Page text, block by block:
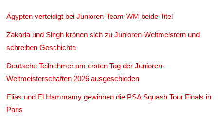
Ägypten verteidigt bei Junioren-Team-WM beide Titel
Zakaria und Singh krönen sich zu Junioren-Weltmeistern und
schreiben Geschichte
Deutsche Teilnehmer am ersten Tag der Junioren-
Weltmeisterschaften 2026 ausgeschieden
Elias und El Hammamy gewinnen die PSA Squash Tour Finals in
Paris